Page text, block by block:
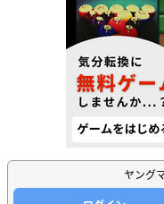
ヤング